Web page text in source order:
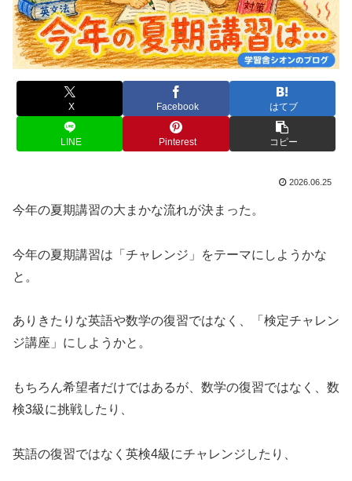
X Facebook はてブ
LINE Pinterest コピー
2026.06.25
今年の夏期講習の大まかな流れが決まった。
今年の夏期講習は「チャレンジ」をテーマにしようかな
と。
ありきたりな英語や数学の復習ではなく、「検定チャレン
ジ講座」にしようかと。
もちろん希望者だけではあるが、数学の復習ではなく、数
検3級に挑戦したり、
英語の復習ではなく英検4級にチャレンジしたり、